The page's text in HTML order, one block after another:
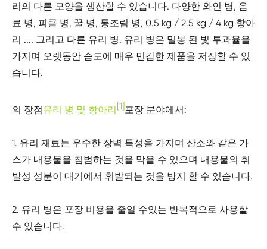
리의 다른 모양을 생산할 수 있습니다. 다양한 와인 병, 음
료 병, 피클 병, 꿀 병, 통조림 병, 0.5 kg / 2.5 kg / 4 kg 항아
리 .... 그리고 다른 유리 병. 유리 병은 밀봉 된 빛 투과율을
가지며 오랫동안 습도에 매우 민감한 제품을 저장할 수 있
습니다.
의 장점유리 병 및 항아리 [1]포장 분야에서:
1. 유리 재료는 우수한 장벽 특성을 가지며 산소와 같은 가
스가 내용물을 침범하는 것을 막을 수 있으며 내용물의 휘
발성 성분이 대기에서 휘발되는 것을 방지 할 수 있습니다.
2. 유리 병은 포장 비용을 줄일 수있는 반복적으로 사용할
수 있습니다.